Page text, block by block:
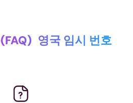
영국 임시 번호